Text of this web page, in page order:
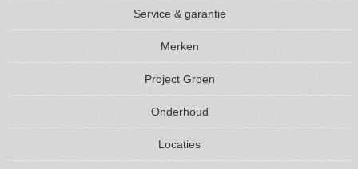
Service & garantie
Merken
Project Groen
Onderhoud
Locaties